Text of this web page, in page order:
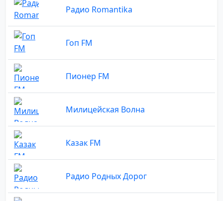
Радио Romantika
Гоп FM
Пионер FM
Милицейская Волна
Казак FM
Радио Родных Дорог